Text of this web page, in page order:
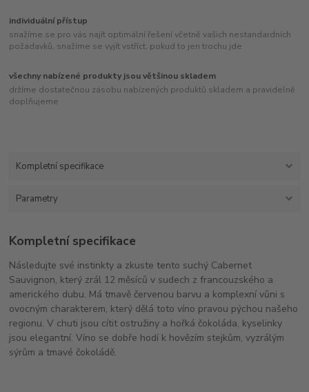
individuální přístup
snažíme se pro vás najít optimální řešení včetně vašich nestandardních
požadavků, snažíme se vyjít vstříct, pokud to jen trochu jde
všechny nabízené produkty jsou většinou skladem
držíme dostatečnou zásobu nabízených produktů skladem a pravidelně
doplňujeme
Kompletní specifikace
Parametry
Kompletní specifikace
Následujte své instinkty a zkuste tento suchý Cabernet
Sauvignon, který zrál 12 měsíců v sudech z francouzského a
amerického dubu. Má tmavě červenou barvu a komplexní vůni s
ovocným charakterem, který dělá toto víno pravou pýchou našeho
regionu. V chuti jsou cítit ostružiny a hořká čokoláda, kyselinky
jsou elegantní. Víno se dobře hodí k hovězím stejkům, vyzrálým
sýrům a tmavé čokoládě.